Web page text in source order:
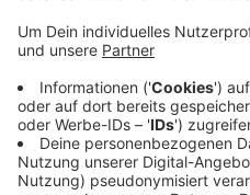
Anzeige
Dann werden am 21. Juli
gesperrt. Nach den
auch dort Fahrradstraßen